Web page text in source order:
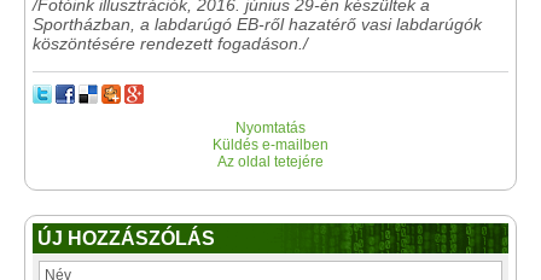
/Fotóink illusztrációk, 2016. június 29-én készültek a
Sportházban, a labdarúgó EB-ről hazatérő vasi labdarúgók
köszöntésére rendezett fogadáson./
Nyomtatás
Küldés e-mailben
Az oldal tetejére
ÚJ HOZZÁSZÓLÁS